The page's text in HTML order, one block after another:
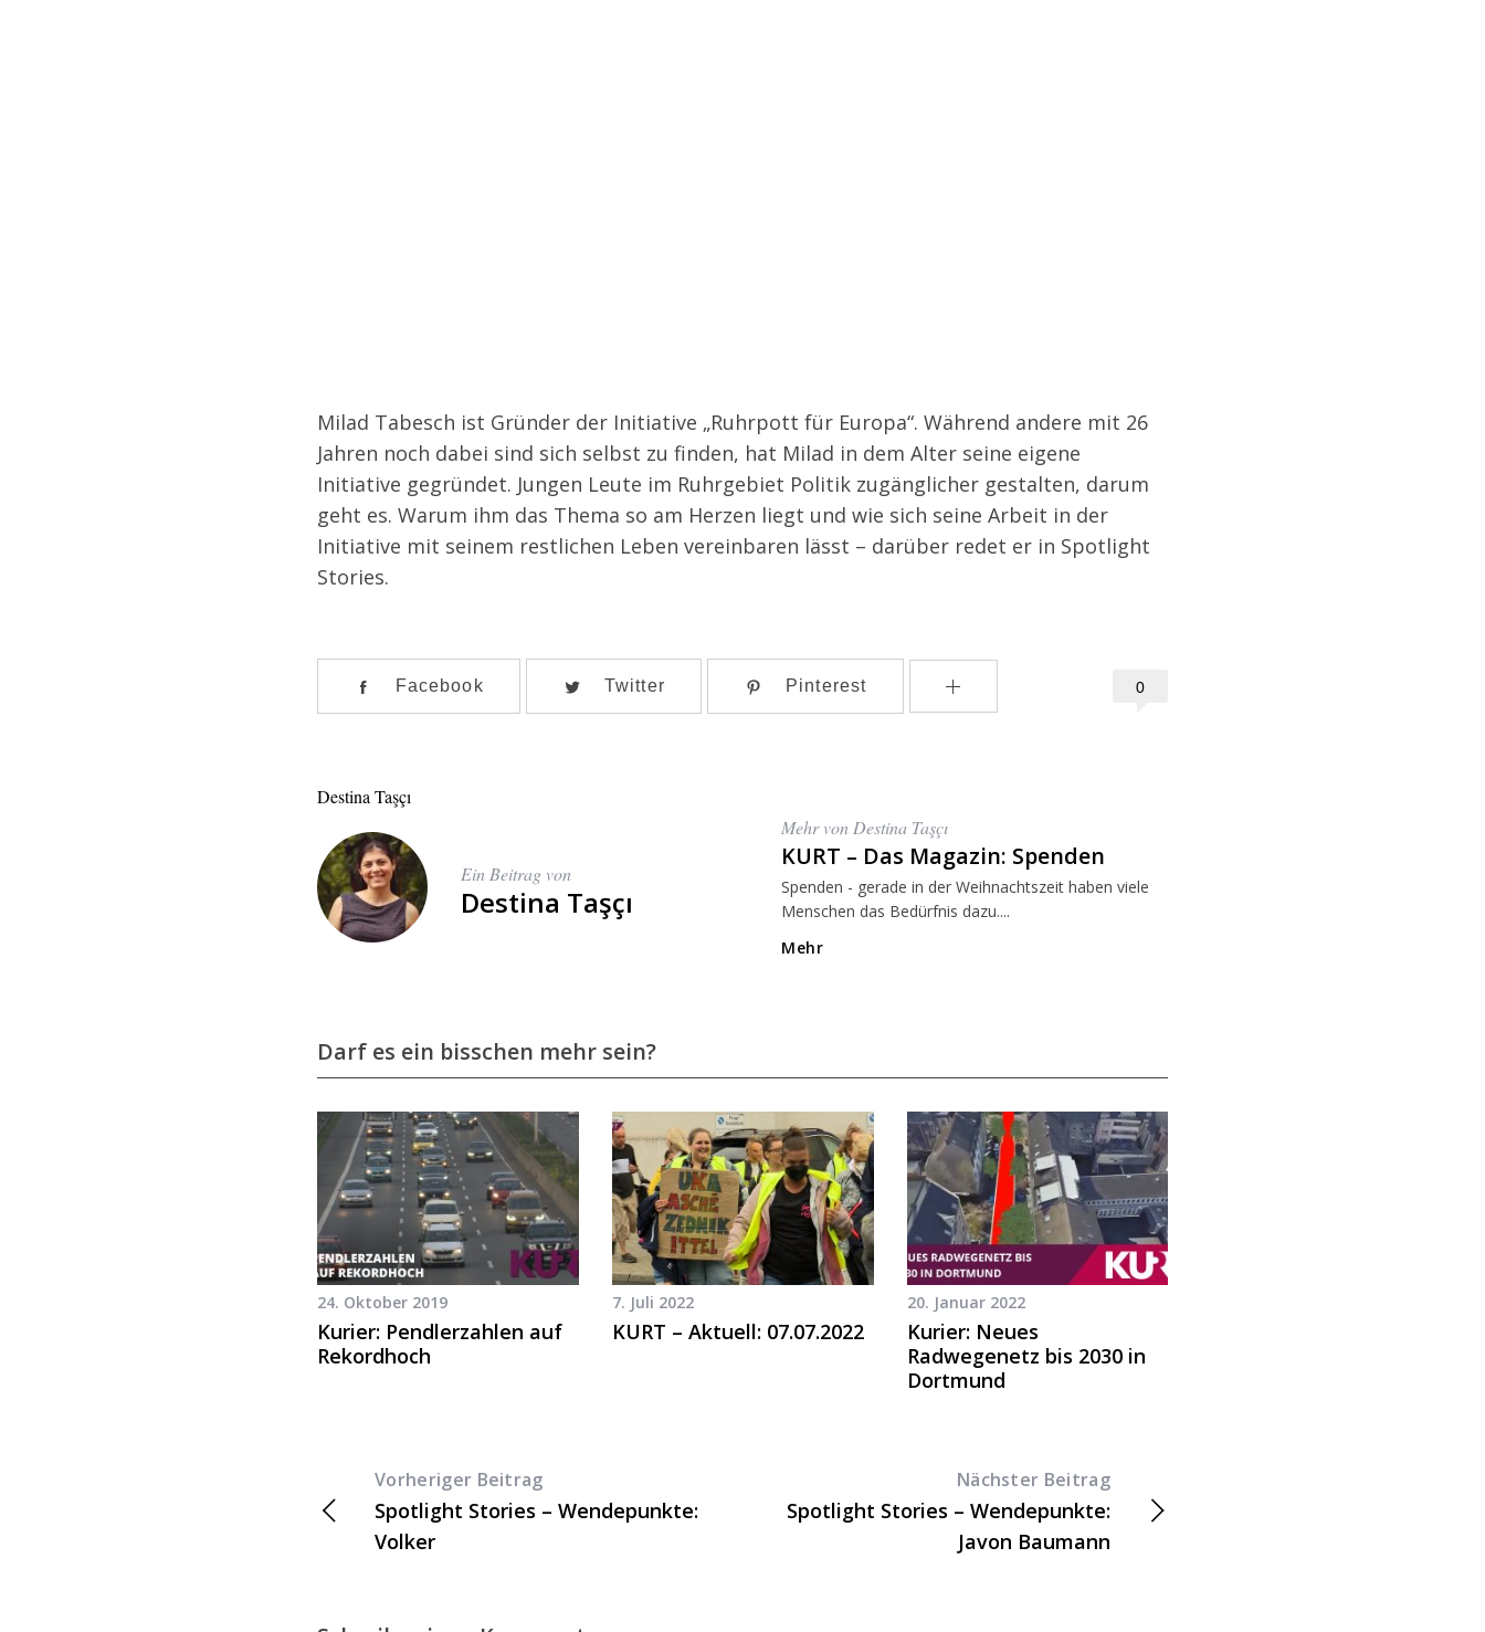
Milad Tabesch ist Gründer der Initiative „Ruhrpott für Europa“. Während andere mit 26
Jahren noch dabei sind sich selbst zu finden, hat Milad in dem Alter seine eigene
Initiative gegründet. Jungen Leute im Ruhrgebiet Politik zugänglicher gestalten, darum
geht es. Warum ihm das Thema so am Herzen liegt und wie sich seine Arbeit in der
Initiative mit seinem restlichen Leben vereinbaren lässt – darüber redet er in Spotlight
Stories.
0
Facebook Twitter Pinterest
Destina Taşçı
Ein Beitrag von
Destina Taşçı
Mehr von Destina Taşçı
KURT – Das Magazin: Spenden
Spenden - gerade in der Weihnachtszeit haben viele
Menschen das Bedürfnis dazu....
Mehr
Darf es ein bisschen mehr sein?
24. Oktober 2019
Kurier: Pendlerzahlen auf
Rekordhoch
7. Juli 2022
KURT – Aktuell: 07.07.2022
20. Januar 2022
Kurier: Neues
Radwegenetz bis 2030 in
Dortmund
Vorheriger Beitrag
Spotlight Stories – Wendepunkte:
Volker
Nächster Beitrag
Spotlight Stories – Wendepunkte:
Javon Baumann